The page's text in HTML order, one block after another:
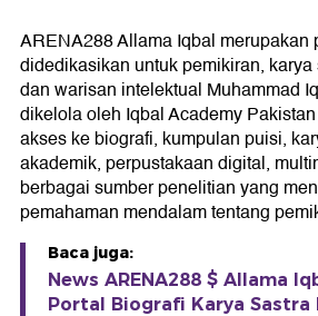
ARENA288 Allama Iqbal merupakan
didedikasikan untuk pemikiran,
dan warisan intelektual Muhammad
dikelola oleh Iqbal Academy
akses ke biografi, kumpulan puisi,
akademik, perpustakaan digital,
berbagai sumber penelitian yang
pemahaman mendalam tentang
Baca juga:
News ARENA288 $ Allama
Portal Biografi Karya Sastra